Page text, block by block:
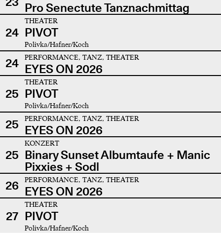
Pro Senectute Tanznachmittag
24
THEATER
PIVOT
Polivka/Hafner/Koch
24 PERFORMANCE, TANZ, THEATER
EYES ON 2026
25
THEATER
PIVOT
Polivka/Hafner/Koch
25 PERFORMANCE, TANZ, THEATER
EYES ON 2026
25
KONZERT
Binary Sunset Albumtaufe + Manic
Pixxies + Sodl
26
PERFORMANCE, TANZ, THEATER
EYES ON 2026
27
THEATER
PIVOT
Polivka/Hafner/Koch